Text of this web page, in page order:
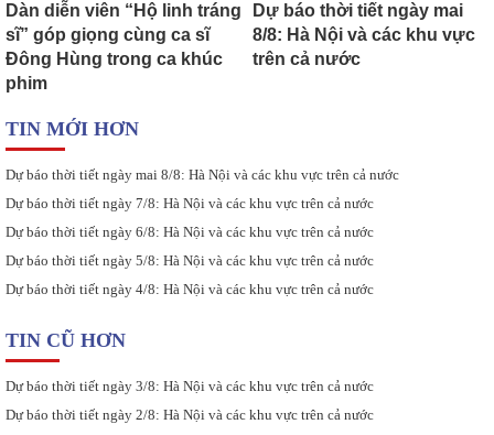
Dàn diễn viên “Hộ linh tráng
sĩ” góp giọng cùng ca sĩ
Đông Hùng trong ca khúc
phim
Dự báo thời tiết ngày mai
8/8: Hà Nội và các khu vực
trên cả nước
TIN MỚI HƠN
Dự báo thời tiết ngày mai 8/8: Hà Nội và các khu vực trên cả nước
Dự báo thời tiết ngày 7/8: Hà Nội và các khu vực trên cả nước
Dự báo thời tiết ngày 6/8: Hà Nội và các khu vực trên cả nước
Dự báo thời tiết ngày 5/8: Hà Nội và các khu vực trên cả nước
Dự báo thời tiết ngày 4/8: Hà Nội và các khu vực trên cả nước
TIN CŨ HƠN
Dự báo thời tiết ngày 3/8: Hà Nội và các khu vực trên cả nước
Dự báo thời tiết ngày 2/8: Hà Nội và các khu vực trên cả nước